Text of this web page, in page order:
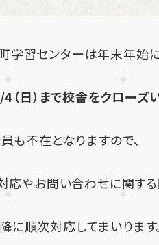
学習センターは年末年始
（日）まで校舎をクローズ
も不在となりますので、
応やお問い合わせに関す
に順次対応してまいります